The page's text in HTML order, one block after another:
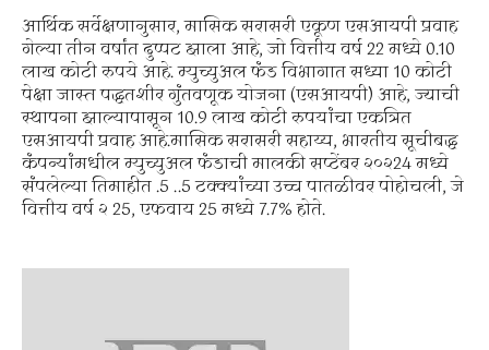
आर्थिक सर्वेक्षणानुसार, मासिक सरासरी एकूण एसआयपी प्रवाह
गेल्या तीन वर्षांत दुप्पट झाला आहे, जो वित्तीय वर्ष 22 मध्ये 0.10
लाख कोटी रुपये आहे. म्युच्युअल फंड विभागात सध्या 10 कोटी
पेक्षा जास्त पद्धतशीर गुंतवणूक योजना (एसआयपी) आहे, ज्याची
स्थापना झाल्यापासून 10.9 लाख कोटी रुपयांचा एकत्रित
एसआयपी प्रवाह आहे.मासिक सरासरी सहाय्य, भारतीय सूचीबद्ध
कंपन्यांमधील म्युच्युअल फंडाची मालकी सप्टेंबर २०२24 मध्ये
संपलेल्या तिमाहीत .5 ..5 टक्क्यांच्या उच्च पातळीवर पोहोचली, जे
वित्तीय वर्ष २ 25, एफवाय 25 मध्ये 7.7% होते.